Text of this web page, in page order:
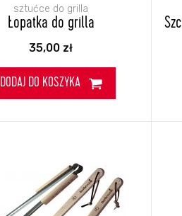
sztućce do grilla
Łopatka do grilla
35,00 zł
DODAJ DO KOSZYKA